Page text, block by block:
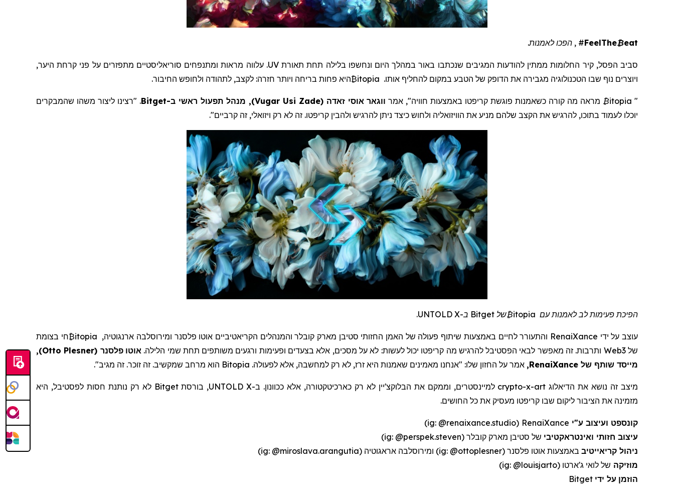
#FeelThe₿eat
, הפכו לאמנות.
סביב הפסל, קיר החלומות ממתין להודעות המגיבים שנכתבו באור במהלך היום ונחשפו בלילה תחת תאורת UV. עלווה מראות ומתנפחים סוריאליסטיים מתפזרים על פני קרחת היער,
ויוצרים נוף שבו הטכנולוגיה מגבירה את הדופק של הטבע במקום להחליף אותו. ₿itopiaהיא פחות בריחה ויותר חזרה: לקצב, לתהודה ולחופש החיבור.
"
₿itopia מראה מה קורה כשאמנות פוגשת קריפטו באמצעות חוויה",אמר ווגאר אוסי זאדה (
Vugar Usi Zade
), מנהל תפעול ראשי ב-Bitget. "רצינו ליצור משהו שהמבקרים
יוכלו לעמוד בתוכו, להרגיש את הקצב שלהם מניע את הוויזואליה ולחוש כיצד ניתן להרגיש ולהבין קריפטו. זה לא רק ויזואלי, זה קרביים".
הפיכת פעימות לב לאמנות עם ₿itopia של Bitget ב-UNTOLD X.
עוצב על ידי RenaiXance והתעורר לחיים באמצעות שיתוף פעולה של האמן החזותי סטיבן מארק קובלרוהמנהלים הקריאטיביים אוטו פלסנר ומירוסלבה ארנגוטיה,
₿itopiaחי בצומת
של Web3 ותרבות. זה מאפשר לבאי הפסטיבל להרגיש מה
קריפטו יכול לעשות: לא על מסכים, אלא בצעדים ופעימות ורגעים משותפים תחת שמי הלילה. אוטו פלסנר (
Otto Plesner
)
,
מייסד שותף של RenaiXance
, אמר על החזון שלו: "אנחנו מאמינים שאמנות היא זרז, לא רק למחשבה, אלא לפעולה. Bitopia הוא מרחב שמקשיב. זה זוכר. זה מגיב".
מיצב זה נושא את הדיאלוג art
-x-
crypto למיינסטרים, וממקם את הבלוקצ'יין לא רק כארכיטקטורה, אלא ככוונון. ב-UNTOLD X, בורסתBitget לא רק נותנת חסות לפסטיבל, היא
מזמינה את הציבור ליקום שבו קריפטו מעסיק את כל החושים.
קונספט ועיצוב ע"י RenaiXance
(ig: @renaixance.studio)
עיצוב חזותי ואינטראקטיבי של סטיבן מארק קובלר (ig: @perspek.steven)
ניהול קריאייטיב באמצעות אוטו פלסנר (ig: @ottoplesner) ומירוסלבה אראגוטיה (ig: @miroslava.arangutia)
מוזיקה של לואי ג'ארטו (ig: @louisjarto)
הוזמן על ידי